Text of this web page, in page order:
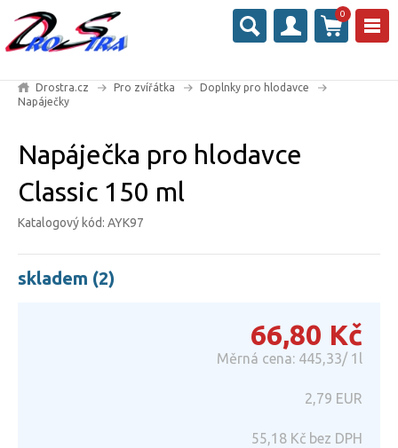
0
Drostra.cz Pro zvířátka
Doplnky pro hlodavce
Napáječky
Napáječka pro hlodavce
Classic 150 ml
Katalogový kód: AYK97
skladem (2)
66,80 Kč
Měrná cena: 445,33/ 1l
2,79 EUR
55,18 Kč bez DPH